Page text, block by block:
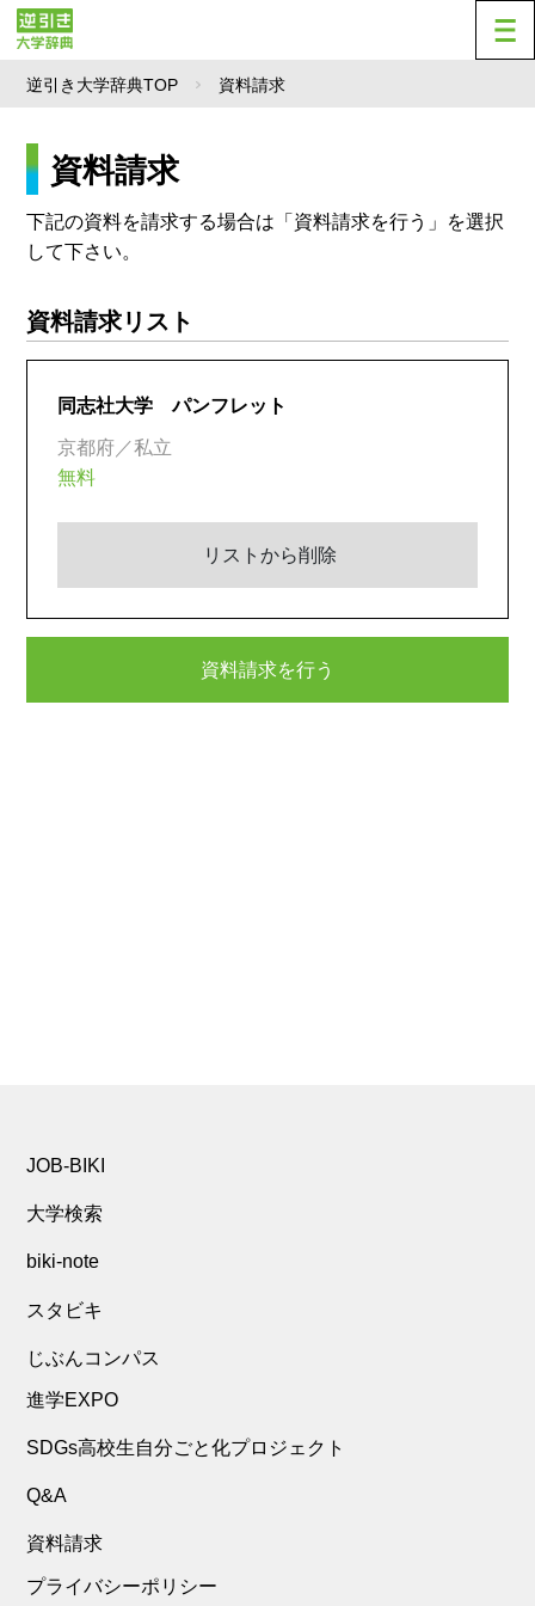
逆引き大学辞典TOP 資料請求
資料請求
下記の資料を請求する場合は「資料請求を行う」を選択
して下さい。
資料請求リスト
同志社大学 パンフレット
京都府／私立
無料
リストから削除
資料請求を行う
JOB-BIKI
大学検索
biki-note
スタビキ
じぶんコンパス
進学EXPO
SDGs高校生自分ごと化プロジェクト
Q&A
資料請求
プライバシーポリシー